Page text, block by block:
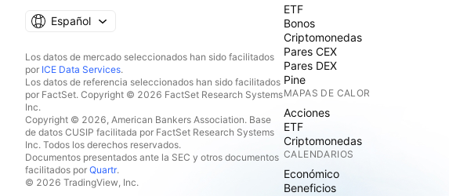
Español
Los datos de mercado seleccionados han sido facilitados
por ICE Data Services.
Los datos de referencia seleccionados han sido facilitados
por FactSet. Copyright © 2026 FactSet Research Systems
Inc.
Copyright © 2026, American Bankers Association. Base
de datos CUSIP facilitada por FactSet Research Systems
Inc. Todos los derechos reservados.
Documentos presentados ante la SEC y otros documentos
facilitados por Quartr.
© 2026 TradingView, Inc.
ETF
Bonos
Criptomonedas
Pares CEX
Pares DEX
Pine
MAPAS DE CALOR
Acciones
ETF
Criptomonedas
CALENDARIOS
Económico
Beneficios